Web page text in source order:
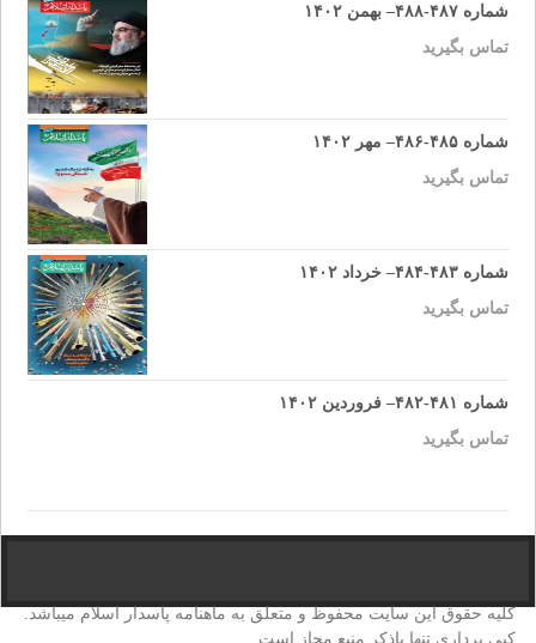
شماره ۴۸۷-۴۸۸– بهمن ۱۴۰۲
تماس بگیرید
شماره ۴۸۵-۴۸۶– مهر ۱۴۰۲
تماس بگیرید
شماره ۴۸۳-۴۸۴– خرداد ۱۴۰۲
تماس بگیرید
شماره ۴۸۱-۴۸۲– فروردین ۱۴۰۲
تماس بگیرید
کلیه حقوق این سایت محفوظ و متعلق به ماهنامه پاسدار اسلام میباشد.
کپی برداری تنها باذکر منبع مجاز است.